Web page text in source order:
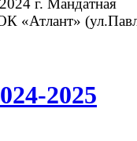
«Атлант»
2025